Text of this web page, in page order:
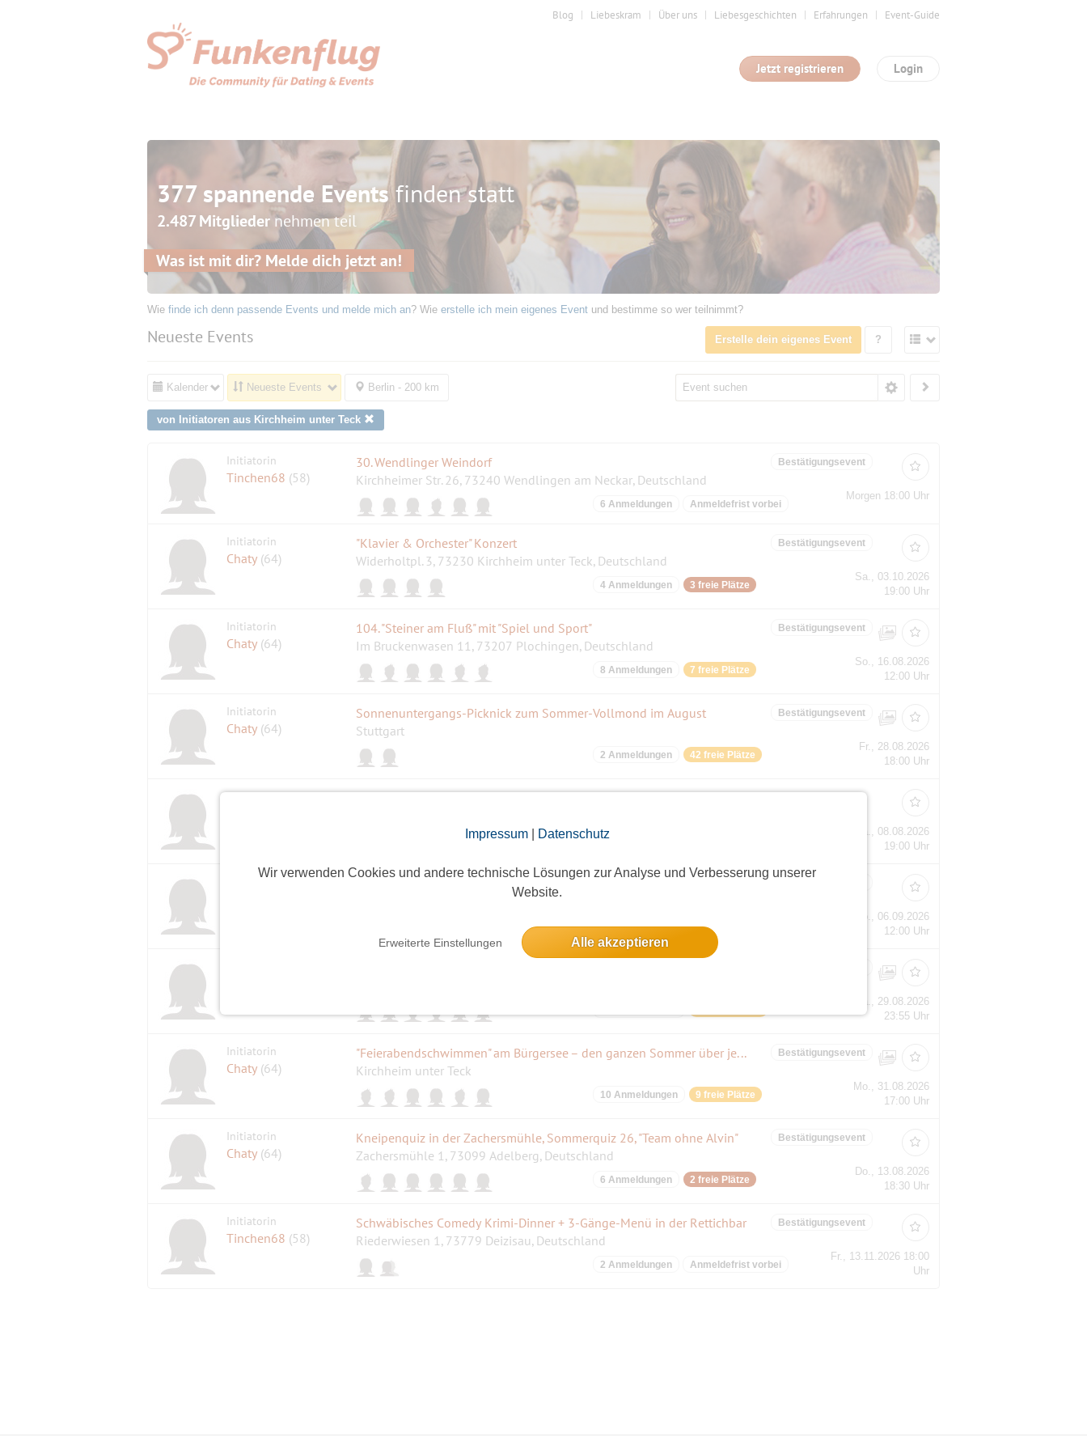
Impressum| Datenschutz
Wir verwenden Cookies und andere technische Lösungen zur Analyse und Verbesserung unserer
Website.
Erweiterte Einstellungen Alle akzeptieren
Blog Liebeskram Über uns Liebesgeschichten Erfahrungen Event-Guide
Login
Jetzt registrieren
377 spannende Eventsfinden statt
2.487 Mitgliedernehmen teil
Was ist mit dir? Melde dich jetzt an!
Wie finde ich denn passende Events und melde mich an? Wie erstelle ich mein eigenes Event und bestimme so wer teilnimmt?
Neueste Events Erstelle dein eigenes Event ?
Kalender Neueste Events Berlin - 200 km
von Initiatoren aus Kirchheim unter Teck
Initiatorin
Tinchen68 (58)
30. Wendlinger Weindorf
Kirchheimer Str. 26, 73240 Wendlingen am Neckar, Deutschland
Bestätigungsevent
6 Anmeldungen Anmeldefrist vorbei
Morgen 18:00 Uhr
Initiatorin
Chaty (64)
"Klavier & Orchester" Konzert
Widerholtpl. 3, 73230 Kirchheim unter Teck, Deutschland
Bestätigungsevent
4 Anmeldungen 3 freie Plätze
Sa., 03.10.2026
19:00 Uhr
Initiatorin
Chaty (64)
104. "Steiner am Fluß" mit "Spiel und Sport"
Im Bruckenwasen 11, 73207 Plochingen, Deutschland
Bestätigungsevent
8 Anmeldungen 7 freie Plätze
So., 16.08.2026
12:00 Uhr
Initiatorin
Chaty (64)
Sonnenuntergangs-Picknick zum Sommer-Vollmond im August
Stuttgart
Bestätigungsevent
2 Anmeldungen 42 freie Plätze
Fr., 28.08.2026
18:00 Uhr
Initiatorin
Kino auf der Burg ES vom 30.7. bis 8.8. 2026 (evtl. auch als Ausweichtermine zu Kirchheim)
3 Anmeldungen
Sa., 08.08.2026
19:00 Uhr
Initiatorin
Bergpreis Schwäbische Alb - Historische Rennatmosphäre mit Tradition in Neuffen #eventliebe
Stuttgarter Str. 75, 72639 Neuffen, Deutschland
10 Anmeldungen ausgebucht
So., 06.09.2026
12:00 Uhr
Sa., 29.08.2026
23:55 Uhr
Initiatorin
Chaty (64)
"Feierabendschwimmen" am Bürgersee – den ganzen Sommer über jeweils nach Absprache über Pinnwand.
Kirchheim unter Teck
Bestätigungsevent
10 Anmeldungen 9 freie Plätze
Mo., 31.08.2026
17:00 Uhr
Initiatorin
Chaty (64)
Kneipenquiz in der Zachersmühle, Sommerquiz 26, "Team ohne Alvin"
Zachersmühle 1, 73099 Adelberg, Deutschland
Bestätigungsevent
6 Anmeldungen 2 freie Plätze
Do., 13.08.2026
18:30 Uhr
Initiatorin
Tinchen68 (58)
Schwäbisches Comedy Krimi-Dinner + 3-Gänge-Menü in der Rettichbar
Riederwiesen 1, 73779 Deizisau, Deutschland
Bestätigungsevent
2 Anmeldungen Anmeldefrist vorbei
Fr., 13.11.2026 18:00
Uhr